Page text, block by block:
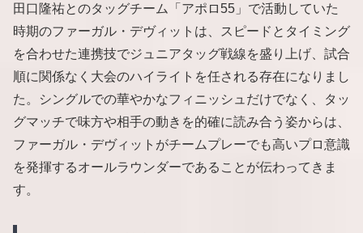
田口隆祐とのタッグチーム「アポロ55」で活動していた
時期のファーガル・デヴィットは、スピードとタイミング
を合わせた連携技でジュニアタッグ戦線を盛り上げ、試合
順に関係なく大会のハイライトを任される存在になりまし
た。シングルでの華やかなフィニッシュだけでなく、タッ
グマッチで味方や相手の動きを的確に読み合う姿からは、
ファーガル・デヴィットがチームプレーでも高いプロ意識
を発揮するオールラウンダーであることが伝わってきま
す。